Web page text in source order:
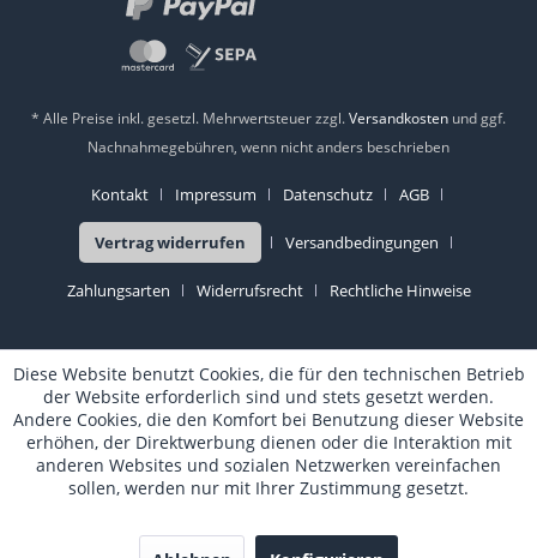
* Alle Preise inkl. gesetzl. Mehrwertsteuer zzgl.Versandkosten und ggf.
Nachnahmegebühren, wenn nicht anders beschrieben
Kontakt Impressum Datenschutz AGB
Vertrag widerrufen Versandbedingungen
Zahlungsarten Widerrufsrecht Rechtliche Hinweise
Diese Website benutzt Cookies, die für den technischen Betrieb
der Website erforderlich sind und stets gesetzt werden.
Andere Cookies, die den Komfort bei Benutzung dieser Website
erhöhen, der Direktwerbung dienen oder die Interaktion mit
anderen Websites und sozialen Netzwerken vereinfachen
sollen, werden nur mit Ihrer Zustimmung gesetzt.